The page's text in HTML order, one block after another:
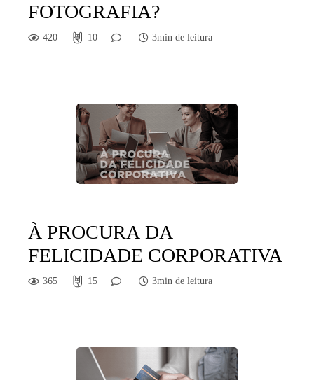
FOTOGRAFIA?
420 10 3min de leitura
À PROCURA DA
FELICIDADE CORPORATIVA
365 15 3min de leitura